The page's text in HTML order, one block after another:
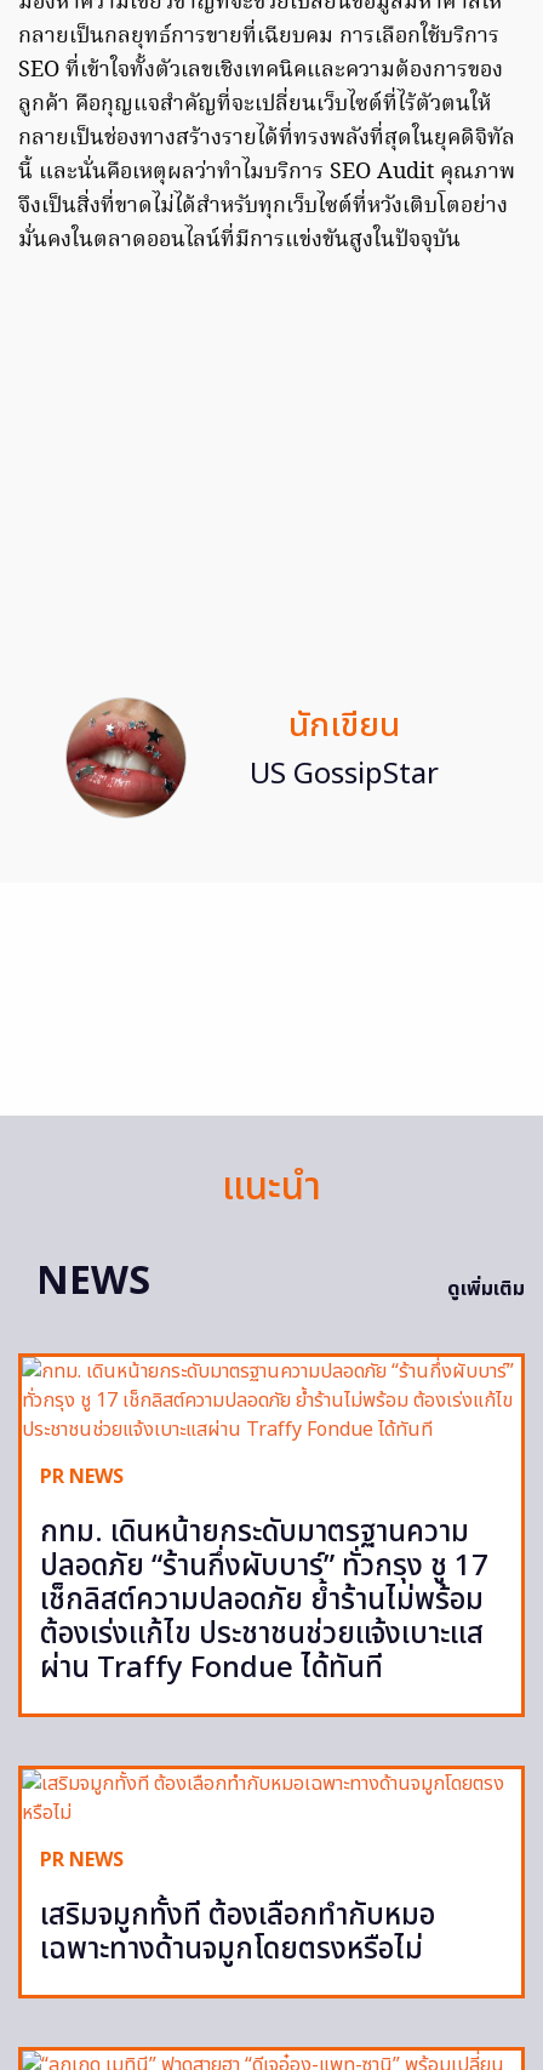
กลายเป็นกลยุทธ์การขายที่เฉียบคม การเลือกใช้บริการ
SEO ที่เข้าใจทั้งตัวเลขเชิงเทคนิคและความต้องการของ
ลูกค้า คือกุญแจสำคัญที่จะเปลี่ยนเว็บไซต์ที่ไร้ตัวตนให้
กลายเป็นช่องทางสร้างรายได้ที่ทรงพลังที่สุดในยุคดิจิทัล
นี้ และนั่นคือเหตุผลว่าทำไมบริการ SEO Audit คุณภาพ
จึงเป็นสิ่งที่ขาดไม่ได้สำหรับทุกเว็บไซต์ที่หวังเติบโตอย่าง
มั่นคงในตลาดออนไลน์ที่มีการแข่งขันสูงในปัจจุบัน
นักเขียน
US GossipStar
แนะนำ
NEWS
ดูเพิ่มเติม
PR NEWS
กทม. เดินหน้ายกระดับมาตรฐานความ
ปลอดภัย “ร้านกึ่งผับบาร์” ทั่วกรุง ชู 17
เช็กลิสต์ความปลอดภัย ย้ำร้านไม่พร้อม
ต้องเร่งแก้ไข ประชาชนช่วยแจ้งเบาะแส
ผ่าน Traffy Fondue ได้ทันที
PR NEWS
เสริมจมูกทั้งที ต้องเลือกทำกับหมอ
เฉพาะทางด้านจมูกโดยตรงหรือไม่